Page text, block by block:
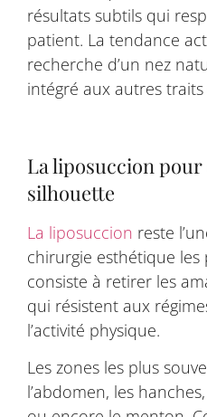
résultats subtils qui
patient. La tendance
recherche d’un nez
intégré aux autres traits
La liposuccion
silhouette
La liposuccion reste
chirurgie esthétique les
consiste à retirer les
qui résistent aux
l’activité physique.
Les zones les plus
l’abdomen, les